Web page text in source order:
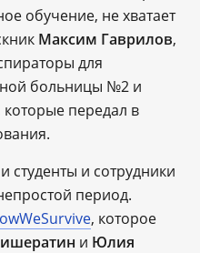
обучение, не хватает
Максим Гаврилов,
для
больницы №2 и
передал в
студенты и сотрудники
период.
, которое
и Юлия